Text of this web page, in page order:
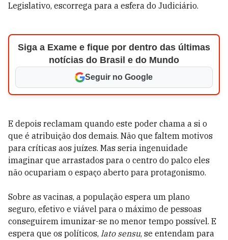
Legislativo, escorrega para a esfera do Judiciário.
Siga a Exame e fique por dentro das últimas
notícias do Brasil e do Mundo
Seguir no Google
E depois reclamam quando este poder chama a si o
que é atribuição dos demais. Não que faltem motivos
para críticas aos juízes. Mas seria ingenuidade
imaginar que arrastados para o centro do palco eles
não ocupariam o espaço aberto para protagonismo.
Sobre as vacinas, a população espera um plano
seguro, efetivo e viável para o máximo de pessoas
conseguirem imunizar-se no menor tempo possível. E
espera que os políticos, lato sensu, se entendam para